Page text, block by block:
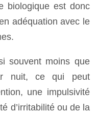
biologique est donc
adéquation avec le
souvent moins que
nuit, ce qui peut
une impulsivité
d’irritabilité ou de la